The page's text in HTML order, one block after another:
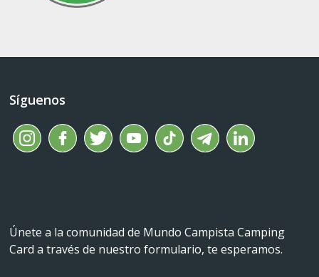
Síguenos
Únete a la comunidad de Mundo Campista Camping
Card a través de nuestro formulario, te esperamos.